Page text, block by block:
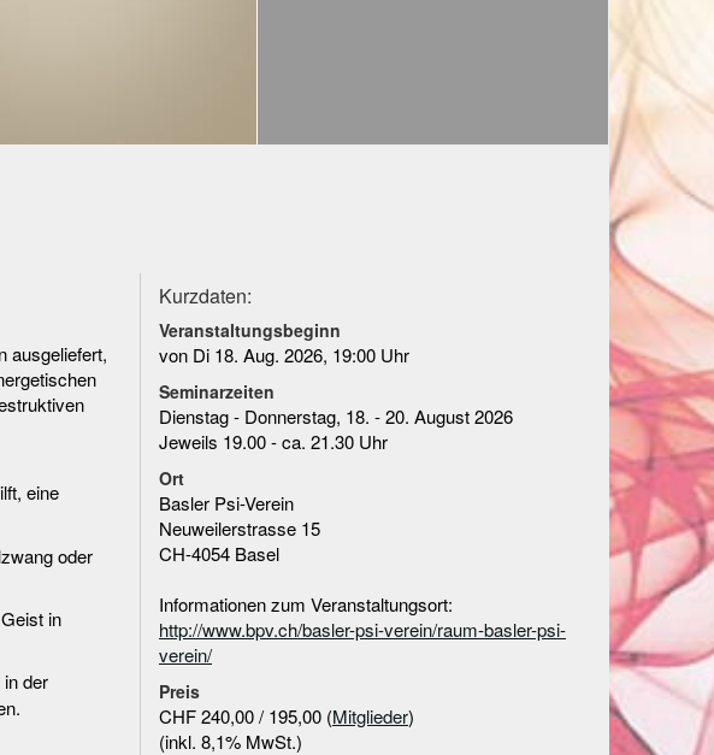
ausgeliefert,
eine
oder
in
der
Kurzdaten:
Veranstaltungsbeginn
von Di 18. Aug. 2026, 19:00 Uhr
Seminarzeiten
Dienstag - Donnerstag, 18. - 20. August 2026
Jeweils 19.00 - ca. 21.30 Uhr
Ort
Basler Psi-Verein
Neuweilerstrasse 15
CH-4054 Basel
Informationen zum Veranstaltungsort:
http://www.bpv.ch/basler-psi-verein/raum-basler-psi-
verein/
Preis
CHF 240,00 / 195,00 (Mitglieder)
(inkl. 8,1% MwSt.)